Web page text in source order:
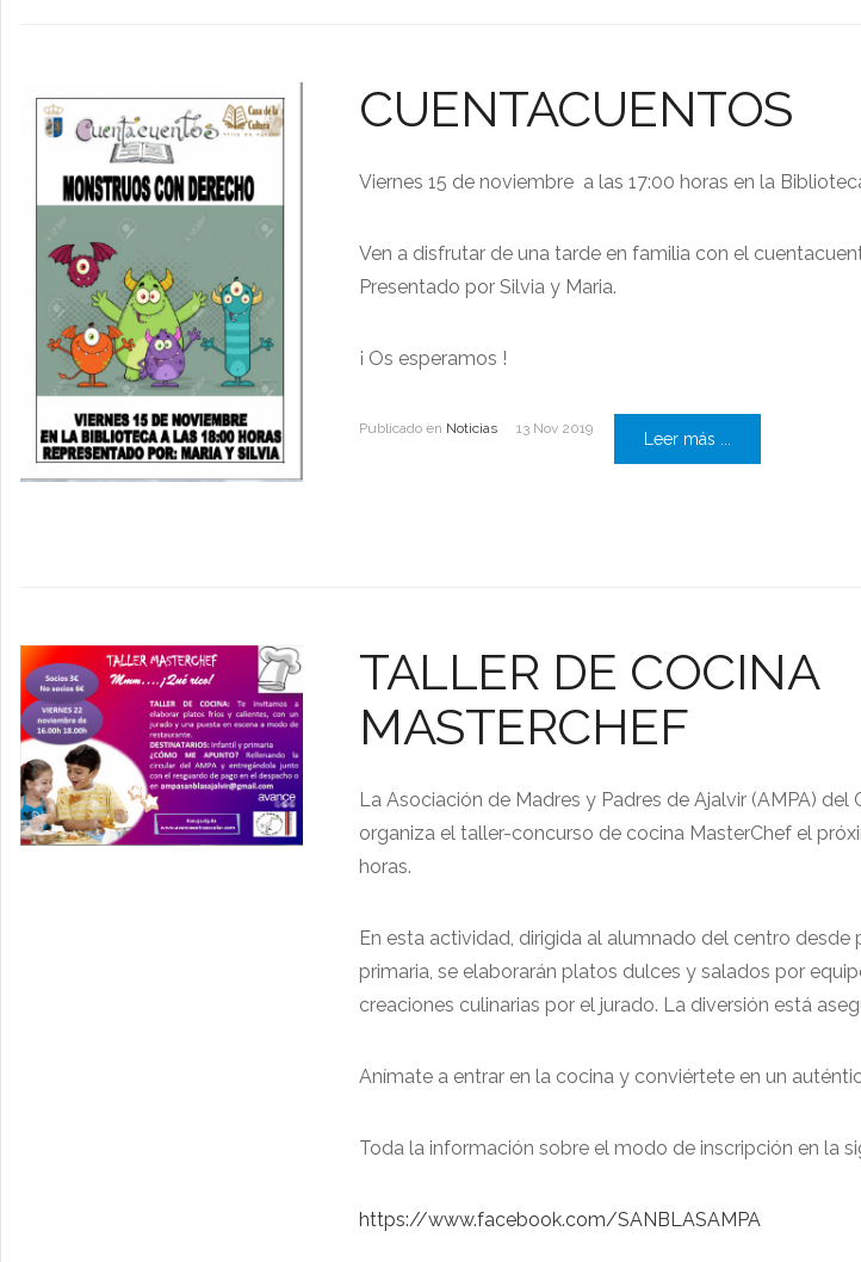
CUENTACUENTOS
Viernes 15 de noviembre a las 17:00 horas en la
Ven a disfrutar de una tarde en familia con el
Presentado por Silvia y Maria.
¡ Os esperamos !
Publicado en Noticias 13 Nov 2019
Leer más ...
TALLER DE COCINA
MASTERCHEF
La Asociación de Madres y Padres de Ajalvir (AMPA) del
organiza el taller-concurso de cocina MasterChef el
horas.
En esta actividad, dirigida al alumnado del centro
primaria, se elaborarán platos dulces y salados por
creaciones culinarias por el jurado. La diversión está
Anímate a entrar en la cocina y conviértete en un
Toda la información sobre el modo de inscripción en la
https://www.facebook.com/SANBLASAMPA